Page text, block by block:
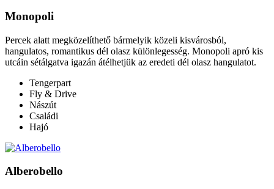
Monopoli
Percek alatt megközelíthető bármelyik közeli kisvárosból,
hangulatos, romantikus dél olasz különlegesség. Monopoli apró kis
utcáin sétálgatva igazán átélhetjük az eredeti dél olasz hangulatot.
Tengerpart
Fly & Drive
Nászút
Családi
Hajó
Alberobello